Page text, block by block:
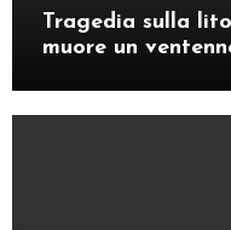
Tragedia sulla
muore un